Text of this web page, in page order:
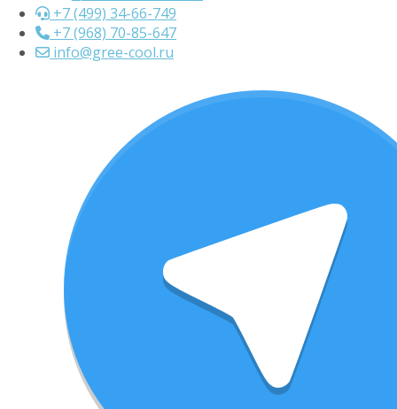
+7 (499) 34-66-749
+7 (968) 70-85-647
info@gree-cool.ru